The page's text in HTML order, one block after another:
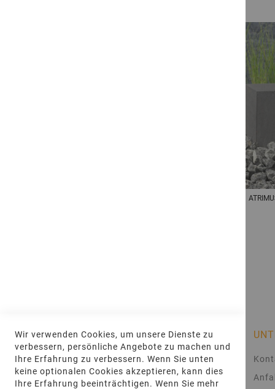
INFORMATIONEN
AGB
Impressum
Wir verwenden Cookies, um unsere Dienste zu
verbessern, persönliche Angebote zu machen und
Ihre Erfahrung zu verbessern. Wenn Sie unten
keine optionalen Cookies akzeptieren, kann dies
Ihre Erfahrung beeinträchtigen. Wenn Sie mehr